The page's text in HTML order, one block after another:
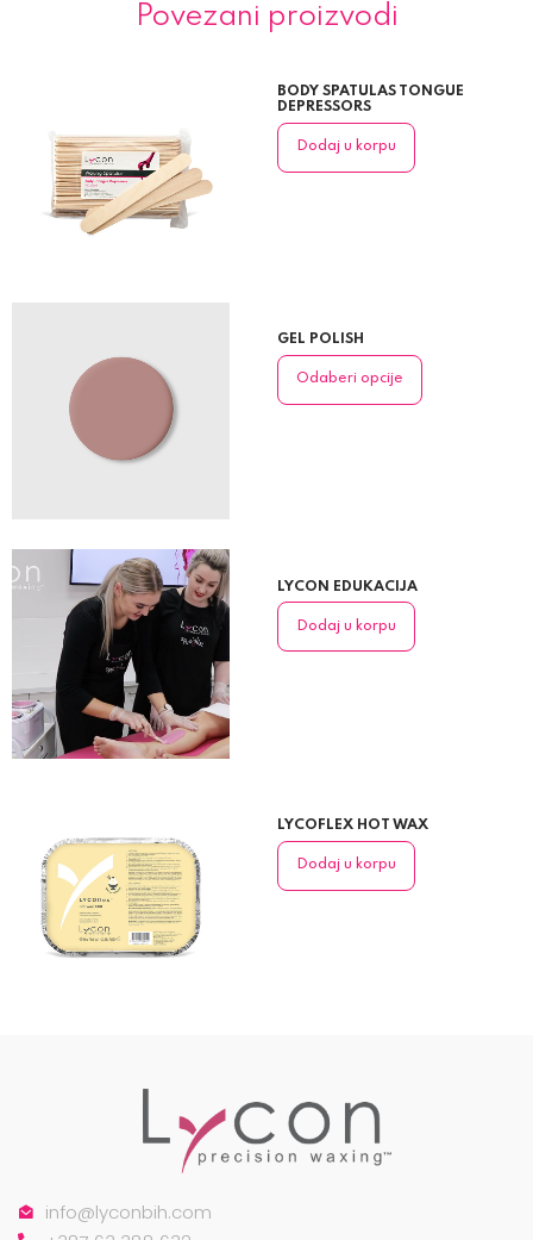
Povezani proizvodi
BODY SPATULAS TONGUE
DEPRESSORS
Dodaj u korpu
GEL POLISH
Odaberi opcije
LYCON EDUKACIJA
Dodaj u korpu
LYCOFLEX HOT WAX
Dodaj u korpu
info@lyconbih.com